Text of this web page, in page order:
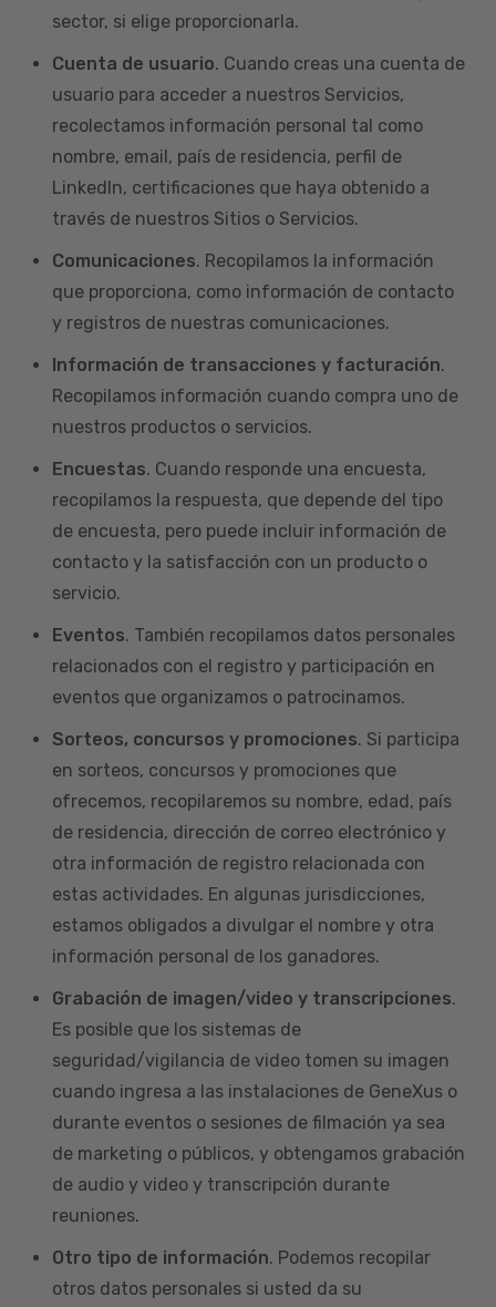
sector, si elige proporcionarla.
Cuenta de usuario. Cuando creas una cuenta de
usuario para acceder a nuestros Servicios,
recolectamos información personal tal como
nombre, email, país de residencia, perfil de
LinkedIn, certificaciones que haya obtenido a
través de nuestros Sitios o Servicios.
Comunicaciones. Recopilamos la información
que proporciona, como información de contacto
y registros de nuestras comunicaciones.
Información de transacciones y facturación.
Recopilamos información cuando compra uno de
nuestros productos o servicios.
Encuestas. Cuando responde una encuesta,
recopilamos la respuesta, que depende del tipo
de encuesta, pero puede incluir información de
contacto y la satisfacción con un producto o
servicio.
Eventos. También recopilamos datos personales
relacionados con el registro y participación en
eventos que organizamos o patrocinamos.
Sorteos, concursos y promociones. Si participa
en sorteos, concursos y promociones que
ofrecemos, recopilaremos su nombre, edad, país
de residencia, dirección de correo electrónico y
otra información de registro relacionada con
estas actividades. En algunas jurisdicciones,
estamos obligados a divulgar el nombre y otra
información personal de los ganadores.
Grabación de imagen/video y transcripciones.
Es posible que los sistemas de
seguridad/vigilancia de video tomen su imagen
cuando ingresa a las instalaciones de GeneXus o
durante eventos o sesiones de filmación ya sea
de marketing o públicos, y obtengamos grabación
de audio y video y transcripción durante
reuniones.
Otro tipo de información. Podemos recopilar
otros datos personales si usted da su